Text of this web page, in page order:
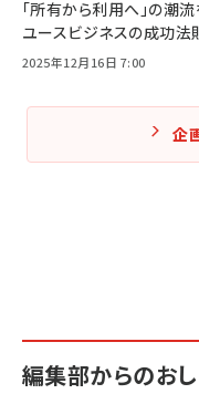
「所有から利用へ」の潮
ユースビジネスの成功法
2025年12月16日 7:00
企
編集部からのお